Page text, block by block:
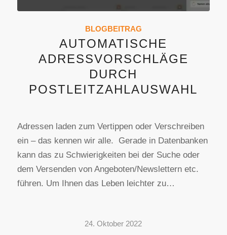
BLOGBEITRAG
AUTOMATISCHE
ADRESSVORSCHLÄGE
DURCH
POSTLEITZAHLAUSWAHL
Adressen laden zum Vertippen oder Verschreiben
ein – das kennen wir alle. Gerade in Datenbanken
kann das zu Schwierigkeiten bei der Suche oder
dem Versenden von Angeboten/Newslettern etc.
führen. Um Ihnen das Leben leichter zu…
24. Oktober 2022